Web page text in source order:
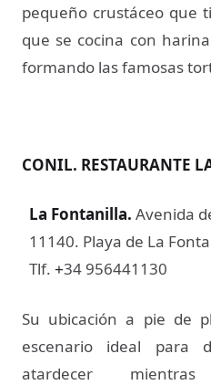
pequeño crustáceo que
que se cocina con
formando las famosas
CONIL. RESTAURANTE
La Fontanilla. Avenida
11140. Playa de La
Tlf. +34 956441130
Su ubicación a pie de
escenario ideal
atardecer